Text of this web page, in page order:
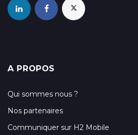
A PROPOS
Qui sommes nous ?
Nos partenaires
Communiquer sur H2 Mobile